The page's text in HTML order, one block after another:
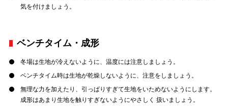
気を付けましょう。
ベンチタイム・成形
冬場は生地が冷えないように、温度には注意しましょう。
ベンチタイム時は生地が乾燥しないように、注意をしましょう。
無理な力を加えたり、引っぱりすぎて生地をいためないようにします。
成形はあまり生地を触りすぎないようにやさしく 扱いましょう。